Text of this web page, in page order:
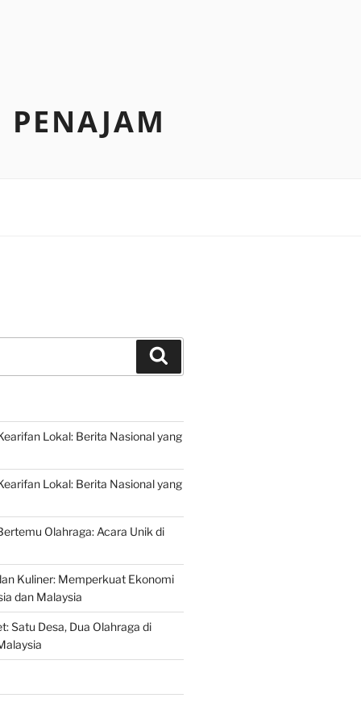
Lokal: Berita Nasional yang
Lokal: Berita Nasional yang
Olahraga: Acara Unik di
Kuliner: Memperkuat Ekonomi
dan Malaysia
Satu Desa, Dua Olahraga di